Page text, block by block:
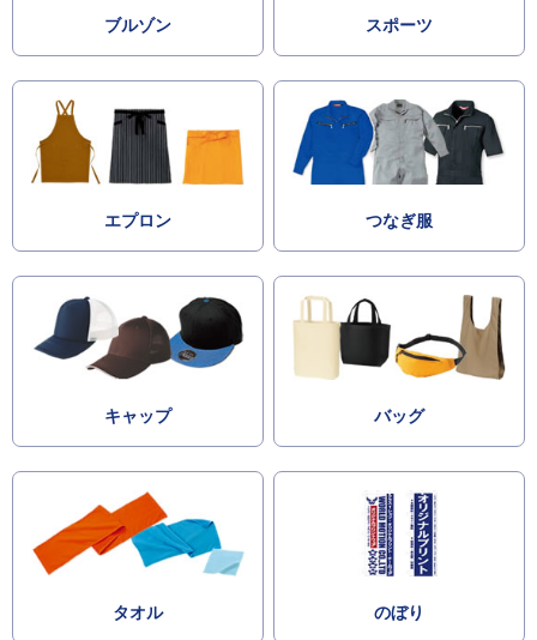
ブルゾン スポーツ
エプロン つなぎ服
キャップ バッグ
タオル のぼり